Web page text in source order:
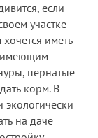
если
участке
иметь
имеющим
пернатые
корм. В
экологически
на даче